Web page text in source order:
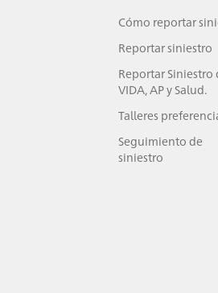
Cómo reportar
Reportar siniestro
Reportar Siniestro
VIDA, AP y Salud.
Talleres
Seguimiento de
siniestro